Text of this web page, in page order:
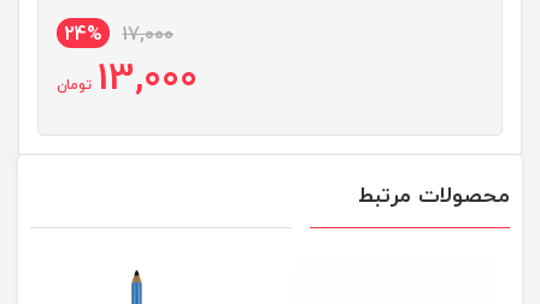
17,000
24%
13,000 تومان
محصولات مرتبط